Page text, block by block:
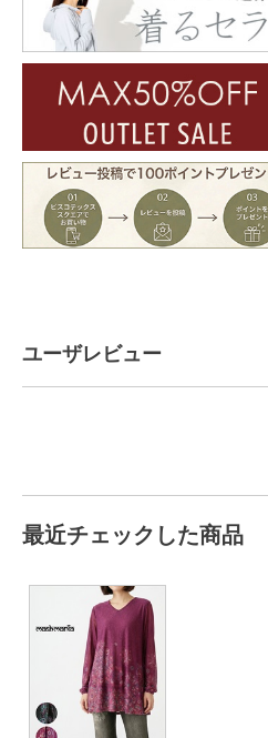
ユーザレビュー
最近チェックした商品